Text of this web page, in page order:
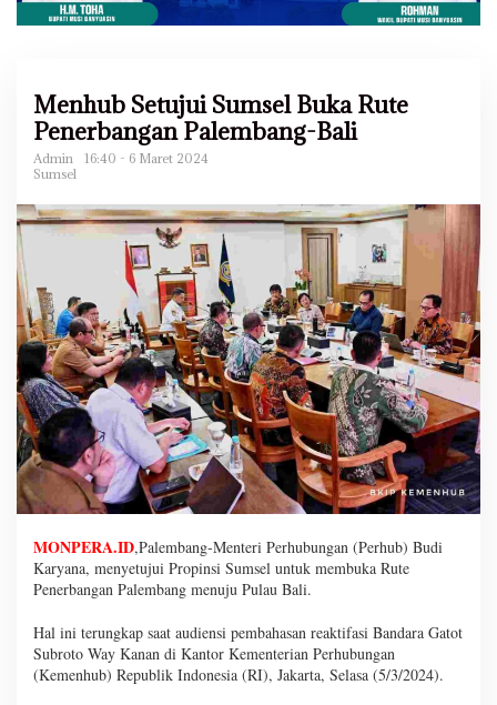
Menhub Setujui Sumsel Buka Rute
Penerbangan Palembang-Bali
Admin
16:40 - 6 Maret 2024
Sumsel
MONPERA.ID,Palembang-Menteri Perhubungan (Perhub) Budi
Karyana, menyetujui Propinsi Sumsel untuk membuka Rute
Penerbangan Palembang menuju Pulau Bali.
Hal ini terungkap saat audiensi pembahasan reaktifasi Bandara Gatot
Subroto Way Kanan di Kantor Kementerian Perhubungan
(Kemenhub) Republik Indonesia (RI), Jakarta, Selasa (5/3/2024).